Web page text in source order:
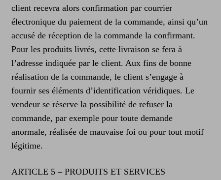
client recevra alors confirmation par courrier
électronique du paiement de la commande, ainsi qu’un
accusé de réception de la commande la confirmant.
Pour les produits livrés, cette livraison se fera à
l’adresse indiquée par le client. Aux fins de bonne
réalisation de la commande, le client s’engage à
fournir ses éléments d’identification véridiques. Le
vendeur se réserve la possibilité de refuser la
commande, par exemple pour toute demande
anormale, réalisée de mauvaise foi ou pour tout motif
légitime.
ARTICLE 5 – PRODUITS ET SERVICES